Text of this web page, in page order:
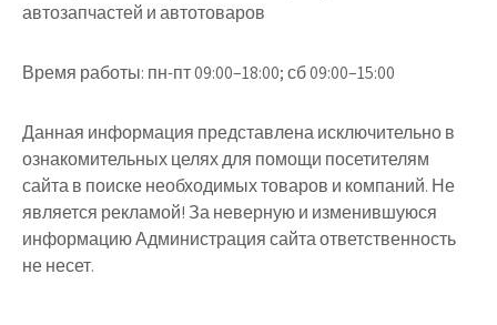
автозапчастей и автотоваров
Время работы: пн-пт 09:00–18:00; сб 09:00–15:00
Данная информация представлена исключительно в
ознакомительных целях для помощи посетителям
сайта в поиске необходимых товаров и компаний. Не
является рекламой! За неверную и изменившуюся
информацию Администрация сайта ответственность
не несет.